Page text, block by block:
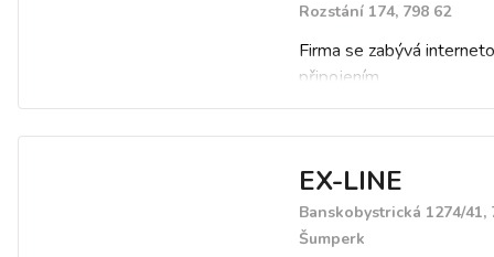
Rozstání 174, 798 62
Firma se zabývá
připojením.
EX-LINE
Banskobystrická 1274/41,
Šumperk